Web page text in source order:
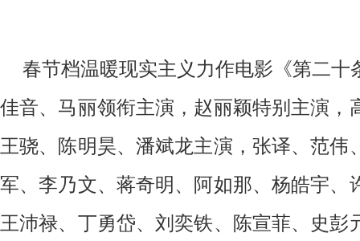
春节档温暖现实主义力作电影 《第二十
佳音、马丽领衔主演，赵丽颖特别主演，
王骁、陈明昊、潘斌龙主演，张译、范伟
军、李乃文、蒋奇明、阿如那、杨皓宇、
王沛禄、丁勇岱、刘奕铁、陈宣菲、史彭